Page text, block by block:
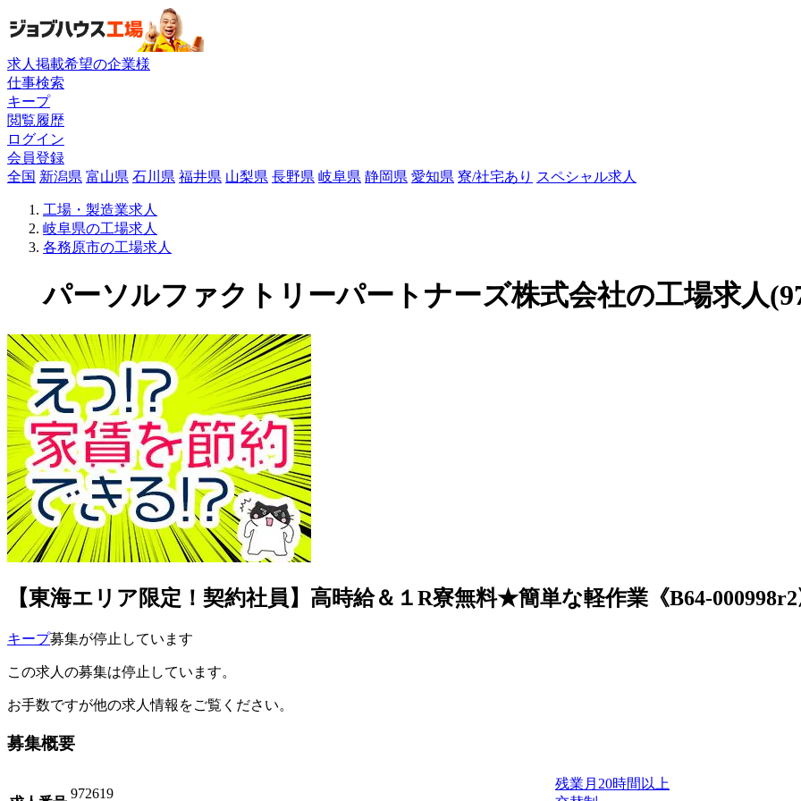
求人掲載希望の企業様
仕事検索
キープ
閲覧履歴
ログイン
会員登録
全国 新潟県 富山県 石川県 福井県 山梨県 長野県 岐阜県 静岡県 愛知県 寮/社宅あり スペシャル求人
工場・製造業求人
岐阜県の工場求人
各務原市の工場求人
パーソルファクトリーパートナーズ株式会社の工場求人
【東海エリア限定！契約社員】高時給＆１R寮無料★簡単な軽作業《B64-
キープ募集が停止しています
この求人の募集は停止しています。
お手数ですが他の求人情報をご覧ください。
募集概要
972619
残業月20時間以上